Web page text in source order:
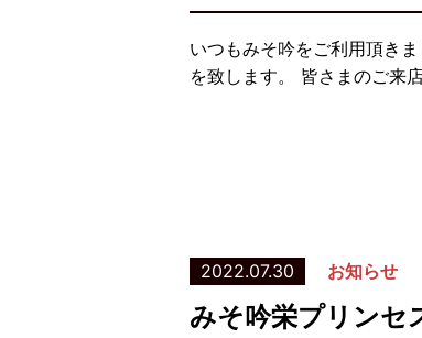
いつもみそ吟をご利用頂き
を致します。 皆さまのご来
2022.07.30 お知らせ
みそ吟栄プリンセ